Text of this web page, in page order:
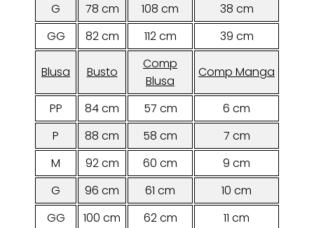
G
78 cm 108 cm
38 cm
GG
82 cm 112 cm 39 cm
Blusa Busto
Comp
Blusa
Comp Manga
PP 84 cm 57 cm
6 cm
P
88 cm 58 cm
7 cm
M
92 cm 60 cm
9 cm
G
96 cm 61 cm
10 cm
GG
100 cm 62 cm
11 cm